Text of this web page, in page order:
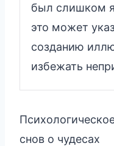
был слишком
это может
созданию
избежать
снов о чудесах